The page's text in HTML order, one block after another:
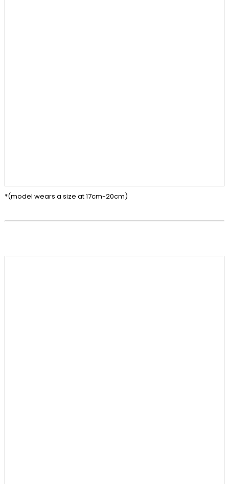
*(model wears a size at 17cm-20cm)